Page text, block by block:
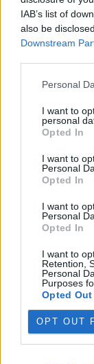
IAB’s list of
also be
Downstream
Personal
I want to
personal
Opted In
I want to
Personal
Opted In
I want to
Personal
Opted In
I want to
Retention,
Personal
Purposes
Opted Out
OPT OUT
miliard korun) při
proti
světa. Napsala to
Potok
chce, aby
5.8.2026 10:26 |
Diskuse: 1
Povodí Labe.
dělala už v
Červený chce
obcím podle
5.8.2026 01:29 (ČTK